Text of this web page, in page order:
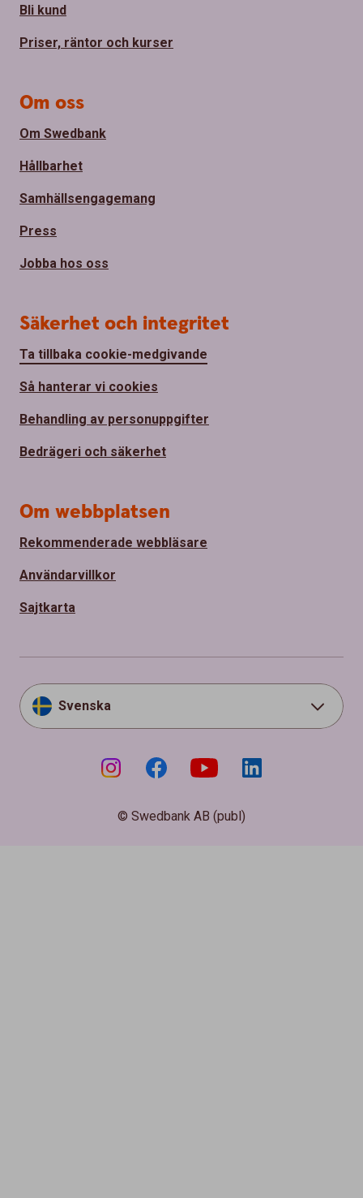
Bli kund
Priser, räntor och kurser
Om oss
Om Swedbank
Hållbarhet
Samhällsengagemang
Press
Jobba hos oss
Säkerhet och integritet
Ta tillbaka cookie-medgivande
Så hanterar vi cookies
Behandling av personuppgifter
Bedrägeri och säkerhet
Om webbplatsen
Rekommenderade webbläsare
Användarvillkor
Sajtkarta
Svenska
© Swedbank AB (publ)